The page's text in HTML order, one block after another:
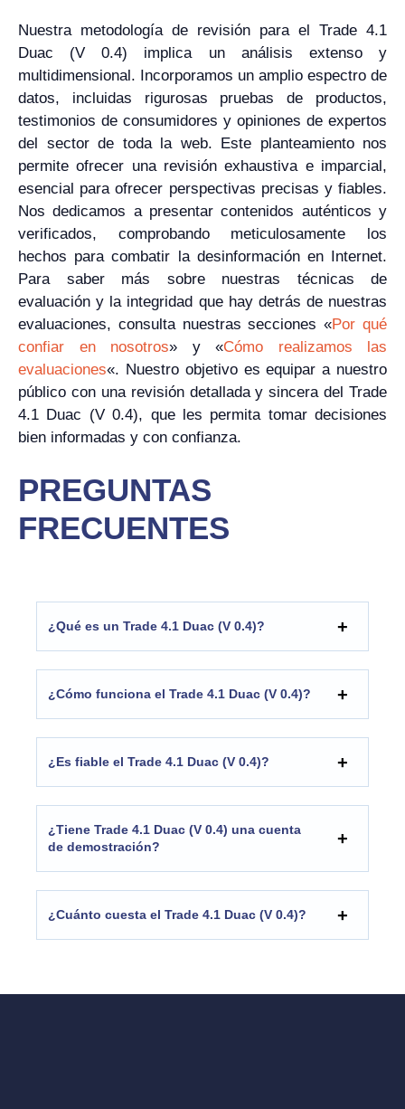
Nuestra metodología de revisión para el Trade 4.1
Duac (V 0.4) implica un análisis extenso y
multidimensional. Incorporamos un amplio espectro de
datos, incluidas rigurosas pruebas de productos,
testimonios de consumidores y opiniones de expertos
del sector de toda la web. Este planteamiento nos
permite ofrecer una revisión exhaustiva e imparcial,
esencial para ofrecer perspectivas precisas y fiables.
Nos dedicamos a presentar contenidos auténticos y
verificados, comprobando meticulosamente los
hechos para combatir la desinformación en Internet.
Para saber más sobre nuestras técnicas de
evaluación y la integridad que hay detrás de nuestras
evaluaciones, consulta nuestras secciones «Por qué
confiar en nosotros» y «Cómo realizamos las
evaluaciones«. Nuestro objetivo es equipar a nuestro
público con una revisión detallada y sincera del Trade
4.1 Duac (V 0.4), que les permita tomar decisiones
bien informadas y con confianza.
PREGUNTAS
FRECUENTES
¿Qué es un Trade 4.1 Duac (V 0.4)?
¿Cómo funciona el Trade 4.1 Duac (V 0.4)?
¿Es fiable el Trade 4.1 Duac (V 0.4)?
¿Tiene Trade 4.1 Duac (V 0.4) una cuenta
de demostración?
¿Cuánto cuesta el Trade 4.1 Duac (V 0.4)?